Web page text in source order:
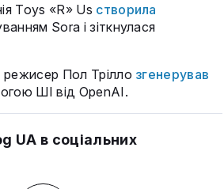
Toys «R» Us створила
Sora і зіткнулася
режисер Пол Трілло згенерував
ШІ від OpenAI.
UA в соціальних